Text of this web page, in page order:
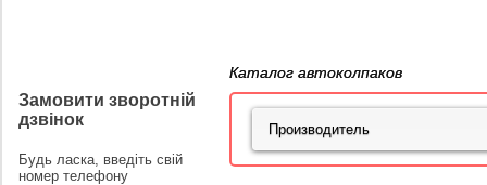
Замовити зворотній
дзвінок
Будь ласка, введіть свій
номер телефону
Каталог автоколпаков